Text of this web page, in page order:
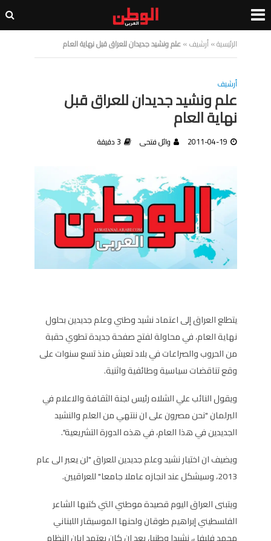
الرئيسية»أرشيف»علم ونشيد جديدان للعراق قبل نهاية العام
أرشيف
علم ونشيد جديدان للعراق قبل
نهاية العام
2011-04-19 وائل فتحى 3 دقيقة
يتطلع العراق إلى اعتماد نشيد وطني وعلم جديدين بحلول
نهاية العام، في محاولة لفتح صفحة جديدة تطوي حقبة
من الحروب والصراعات في بلاد تعيش منذ تسع سنوات على
وقع تناقضات سياسية وطائفية واثنية.
ويقول النائب علي الشلاه رئيس لجنة الثقافة والاعلام في
البرلمان "نحن مصرون على ان ننتهي من العلم والنشيد
الجديدين في هذا العام، في هذه الدورة التشريعية".
ويضيف ان اختيار نشيد وعلم جديدين للعراق "لن يعبر الى عام
2013، وسيشكل عند انجازه عاملا جامعا" للعراقيين.
ويتبنى العراق اليوم قصيدة موطني التي كتبها الشاعر
الفلسطيني إبراهيم طوقان ولحنها الموسيقار اللبناني